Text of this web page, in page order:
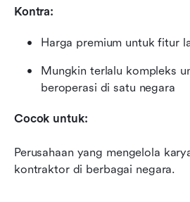
Kontra:
Harga premium untuk fitur
Mungkin terlalu kompleks
beroperasi di satu negara
Cocok untuk:
Perusahaan yang mengelola
kontraktor di berbagai negara.